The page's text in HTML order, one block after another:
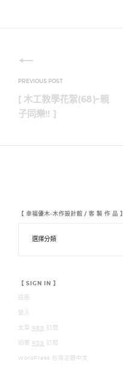
文
章
導
[ 木工教學花絮(68)~親
子同樂!! ]
【 幸福優木-木作設計館 / 客 製 作 品 】
木
設
計
/
製
作
【 SIGN IN 】
註冊
登入
文章 RSS 訂閱
迴響 RSS 訂閱
WordPress 台灣正體中文